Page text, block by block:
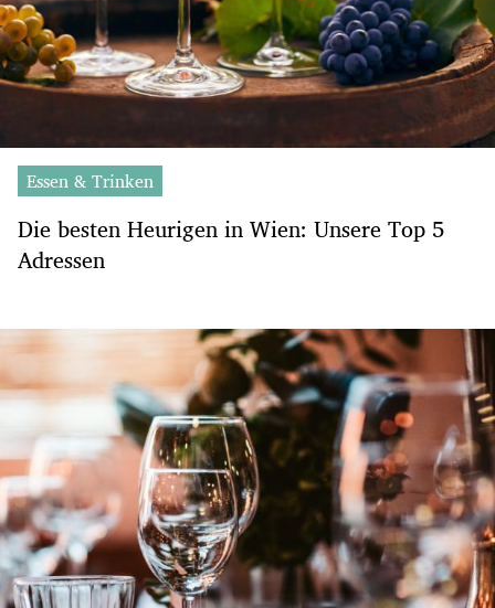
Essen & Trinken
Die besten Heurigen in Wien: Unsere Top 5
Adressen